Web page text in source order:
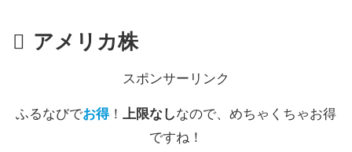
アメリカ株
スポンサーリンク
ふるなびでお得！ 上限なしなので、めちゃくちゃお得
ですね！